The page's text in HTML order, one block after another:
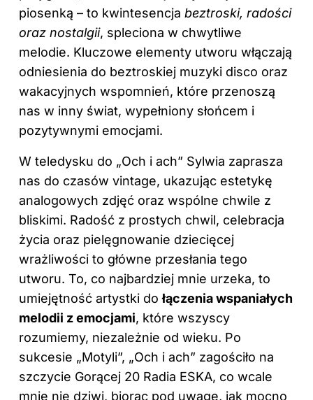
piosenką – to kwintesencja beztroski, radości
oraz nostalgii, spleciona w chwytliwe
melodie. Kluczowe elementy utworu włączają
odniesienia do beztroskiej muzyki disco oraz
wakacyjnych wspomnień, które przenoszą
nas w inny świat, wypełniony słońcem i
pozytywnymi emocjami.
W teledysku do „Och i ach” Sylwia zaprasza
nas do czasów vintage, ukazując estetykę
analogowych zdjęć oraz wspólne chwile z
bliskimi. Radość z prostych chwil, celebracja
życia oraz pielęgnowanie dziecięcej
wrażliwości to główne przesłania tego
utworu. To, co najbardziej mnie urzeka, to
umiejętność artystki dołączenia wspaniałych
melodii z emocjami, które wszyscy
rozumiemy, niezależnie od wieku. Po
sukcesie „Motyli”, „Och i ach” zagościło na
szczycie Gorącej 20 Radia ESKA, co wcale
mnie nie dziwi, biorąc pod uwagę, jak mocno